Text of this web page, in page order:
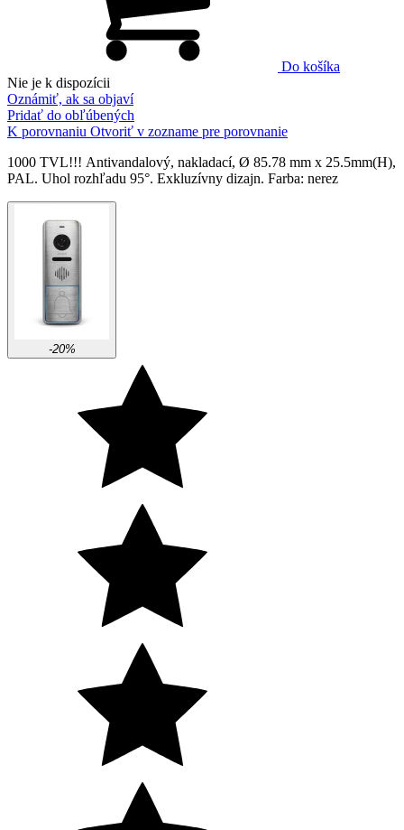
Do košíka
Nie je k dispozícii
Oznámiť, ak sa objaví
Pridať do obľúbených
K porovnaniu Otvoriť v zozname pre porovnanie
1000 TVL!!! Аntivandalový, nakladací, Ø 85.78 mm х 25.5mm(H),
PAL. Uhol rozhľadu 95°. Exkluzívny dizajn. Farba: nerez
-20%